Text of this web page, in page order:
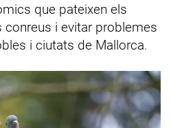
que pateixen els
conreus i evitar problemes
i ciutats de Mallorca.